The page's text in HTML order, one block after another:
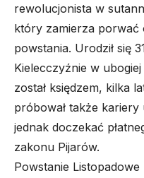
rewolucjonista w
który zamierza porwać
powstania. Urodził się
Kielecczyźnie w
został księdzem, kilka
próbował także
jednak doczekać
zakonu Pijarów.
Powstanie Listopadowe